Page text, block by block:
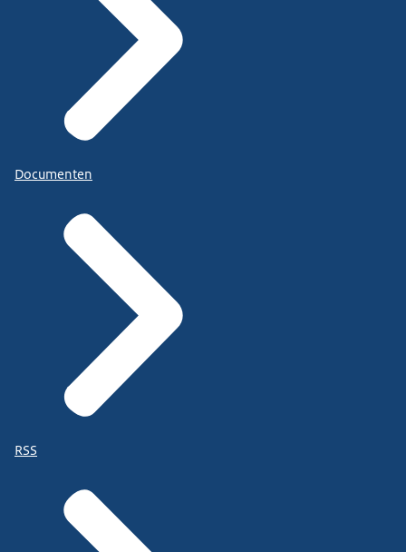
Documenten
RSS